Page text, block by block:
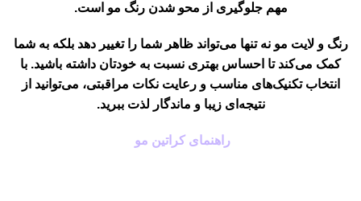
مهم جلوگیری از محو شدن رنگ مو است.
رنگ و لایت مو نه تنها می‌تواند ظاهر شما را تغییر دهد بلکه به شما
کمک می‌کند تا احساس بهتری نسبت به خودتان داشته باشید. با
انتخاب تکنیک‌های مناسب و رعایت نکات مراقبتی، می‌توانید از
نتیجه‌ای زیبا و ماندگار لذت ببرید.
راهنمای کراتین مو